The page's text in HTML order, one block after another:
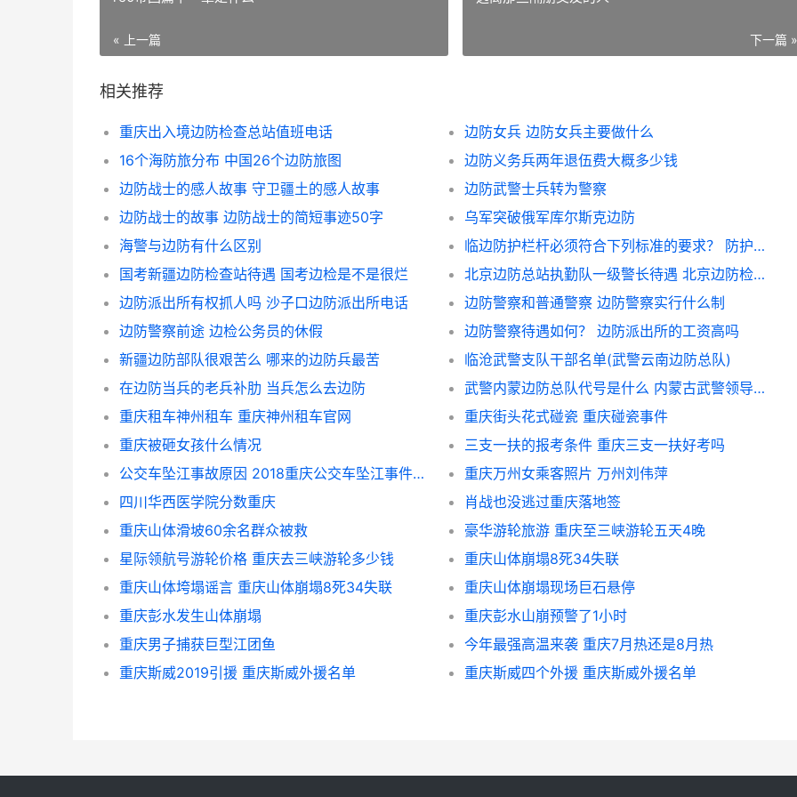
« 上一篇 下一篇 »
相关推荐
重庆出入境边防检查总站值班电话
边防女兵 边防女兵主要做什么
16个海防旅分布 中国26个边防旅图
边防义务兵两年退伍费大概多少钱
边防战士的感人故事 守卫疆土的感人故事
边防武警士兵转为警察
边防战士的故事 边防战士的简短事迹50字
乌军突破俄军库尔斯克边防
海警与边防有什么区别
临边防护栏杆必须符合下列标准的要求？ 防护栏杆高度国家标准
国考新疆边防检查站待遇 国考边检是不是很烂
北京边防总站执勤队一级警长待遇 北京边防检查总站待遇
边防派出所有权抓人吗 沙子口边防派出所电话
边防警察和普通警察 边防警察实行什么制
边防警察前途 边检公务员的休假
边防警察待遇如何？ 边防派出所的工资高吗
新疆边防部队很艰苦么 哪来的边防兵最苦
临沧武警支队干部名单(武警云南边防总队)
在边防当兵的老兵补肋 当兵怎么去边防
武警内蒙边防总队代号是什么 内蒙古武警领导班子
重庆租车神州租车 重庆神州租车官网
重庆街头花式碰瓷 重庆碰瓷事件
重庆被砸女孩什么情况
三支一扶的报考条件 重庆三支一扶好考吗
公交车坠江事故原因 2018重庆公交车坠江事件视频
重庆万州女乘客照片 万州刘伟萍
四川华西医学院分数重庆
肖战也没逃过重庆落地签
重庆山体滑坡60余名群众被救
豪华游轮旅游 重庆至三峡游轮五天4晚
星际领航号游轮价格 重庆去三峡游轮多少钱
重庆山体崩塌8死34失联
重庆山体垮塌谣言 重庆山体崩塌8死34失联
重庆山体崩塌现场巨石悬停
重庆彭水发生山体崩塌
重庆彭水山崩预警了1小时
重庆男子捕获巨型江团鱼
今年最强高温来袭 重庆7月热还是8月热
重庆斯威2019引援 重庆斯威外援名单
重庆斯威四个外援 重庆斯威外援名单